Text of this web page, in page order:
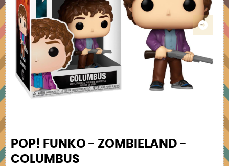
POP! FUNKO - ZOMBIELAND -
COLUMBUS